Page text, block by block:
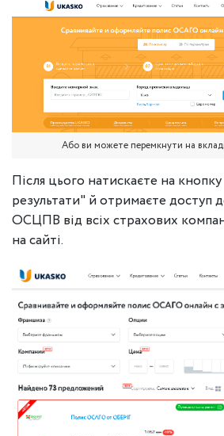
Або ви можете перемкнути на
Після цього натискаєте на
результати" й отримаєте доступ
ОСЦПВ від всіх страхових
на сайті.